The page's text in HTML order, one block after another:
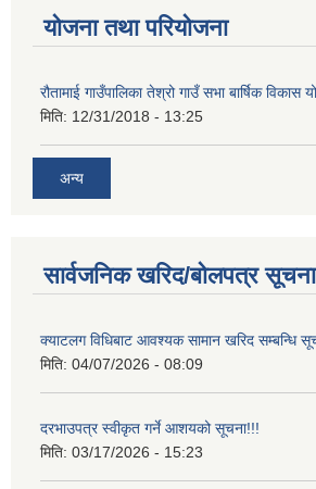
योजना तथा परियोजना
रौतामाई गाउँपालिका तेश्रो गाउँ सभा बार्षिक
मिति: 12/31/2018 - 13:25
अन्य
सार्वजनिक खरिद/बोलपत्र सूचना
क्याटलग विधिबाट आवश्यक सामान खरिद सम्बन्धि
मिति: 04/07/2026 - 08:09
दरभाउपत्र स्वीकृत गर्ने आशयको सूचना!!!
मिति: 03/17/2026 - 15:23